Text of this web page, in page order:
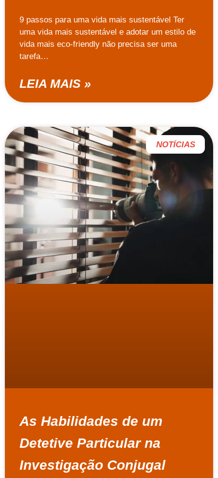
9 passos para uma vida mais sustentável Ter
uma vida mais sustentável e adotar um estilo de
vida mais eco-friendly não precisa ser uma
tarefa…
LEIA MAIS »
NOTÍCIAS
As Habilidades de um
Detetive Particular na
Investigação Conjugal